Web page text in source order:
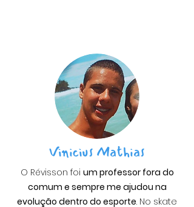
Vinicius Mathias
O Révisson foi um professor fora do
comum e sempre me ajudou na
evolução dentro do esporte. No skate